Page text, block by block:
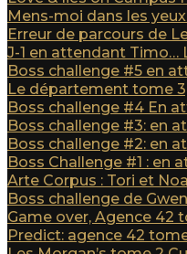
Mens-moi dans les yeux
Erreur de parcours de
J-1 en attendant Timo…
Boss challenge #5 en
Le département tome
Boss challenge #4 En
Boss challenge #3: en
Boss challenge #2: en
Boss Challenge #1 : en
Arte Corpus : Tori et
Boss challenge de
Game over, Agence 42
Predict: agence 42